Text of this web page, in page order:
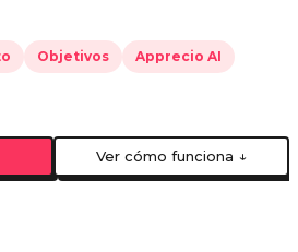
Objetivos Apprecio AI
Ver cómo funciona ↓